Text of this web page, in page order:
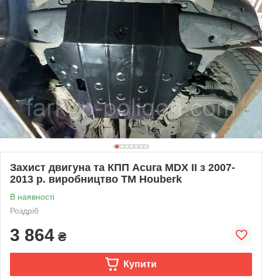
Захист двигуна та КПП Acura MDX II з 2007-
2013 р. виробництво ТМ Houberk
В наявності
Роздріб
3 864 ₴
Купити